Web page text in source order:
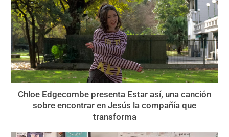
Chloe Edgecombe presenta Estar así, una canción
sobre encontrar en Jesús la compañía que
transforma